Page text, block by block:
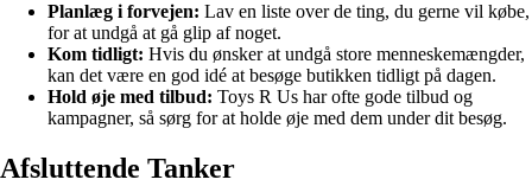
Planlæg i forvejen: Lav en liste over de ting, du gerne vil købe,
for at undgå at gå glip af noget.
Kom tidligt: Hvis du ønsker at undgå store menneskemængder,
kan det være en god idé at besøge butikken tidligt på dagen.
Hold øje med tilbud: Toys R Us har ofte gode tilbud og
kampagner, så sørg for at holde øje med dem under dit besøg.
Afsluttende Tanker